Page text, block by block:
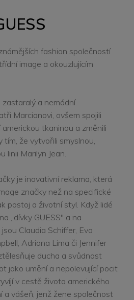
fashion společností
image a okouzlujícím
a nemódní.
Marcianovi, ovšem spojili
tkaninou a změnili
tím, že vytvořili smyslnou,
linii Marilyn Jean.
je inovativní reklama, která
značky než na specifické
postoj a životní styl. Když lidé
„dívky GUESS" a na
Claudia Schiffer, Eva
Adriana Lima či Jennifer
ducha a svůdnost
jako umění a nepolevující pocit
v cestě života amerického
a vášeň, jenž žene společnost